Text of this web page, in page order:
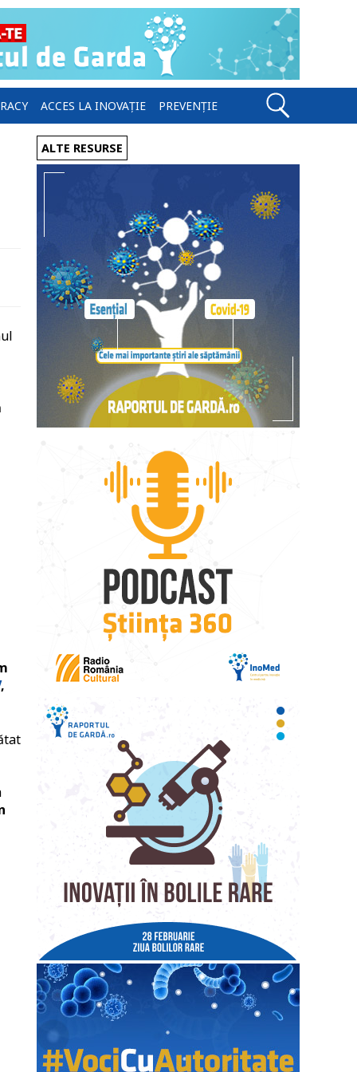
ACCES LA INOVAȚIE PREVENȚIE
,
ALTE RESURSE